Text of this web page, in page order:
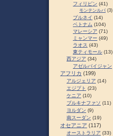
フィリピン (41)
モンテンルパ (3)
ブルネイ (14)
ベトナム (104)
マレーシア (71)
ミャンマー (49)
ラオス (43)
東ティモール (13)
西アジア (34)
アゼルバイジャン
アフリカ (199)
アルジェリア (14)
エジプト (23)
ケニア (10)
ブルキナファソ (11)
ヨルダン (9)
南スーダン (19)
オセアニア (117)
オーストラリア (33)